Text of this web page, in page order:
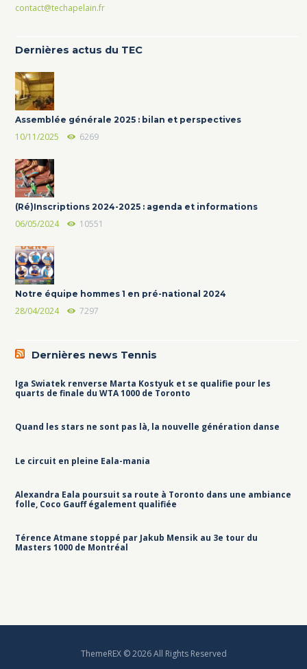
contact@techapelain.fr
Dernières actus du TEC
Assemblée générale 2025 : bilan et perspectives
10/11/2025 6269
(Ré)Inscriptions 2024-2025 : agenda et informations
06/05/2024 10551
Notre équipe hommes 1 en pré-national 2024
28/04/2024 7297
Dernières news Tennis
Iga Swiatek renverse Marta Kostyuk et se qualifie pour les
quarts de finale du WTA 1000 de Toronto
Quand les stars ne sont pas là, la nouvelle génération danse
Le circuit en pleine Eala-mania
Alexandra Eala poursuit sa route à Toronto dans une ambiance
folle, Coco Gauff également qualifiée
Térence Atmane stoppé par Jakub Mensik au 3e tour du
Masters 1000 de Montréal
ThemeREX © 2026 All Rights Reserved